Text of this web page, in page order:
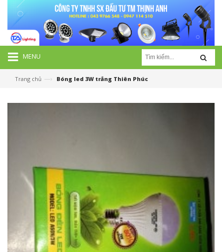
MENU
Trang chủ —› Bóng led 3W trắng Thiên Phúc